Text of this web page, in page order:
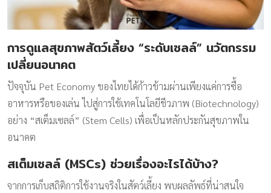
การดูแลสุขภาพสัตว์เลี้ยง “ระดับเซลล์” นวัตกรรม
เปลี่ยนอนาคต
ปัจจุบัน Pet Economy ของไทยได้ก้าวข้ามผ่านเพียงแค่การซื้อ
อาหารหรือของเล่น ไปสู่การใช้เทคโนโลยีชีวภาพ (Biotechnology)
อย่าง “สเต็มเซลล์” (Stem Cells) เพื่อเป็นหลักประกันสุขภาพใน
อนาคต
สเต็มเซลล์ (MSCs) ช่วยเรื่องอะไรได้บ้าง?
จากการเก็บสถิติการใช้งานจริงในสัตว์เลี้ยง พบผลลัพธ์ที่น่าสนใจ